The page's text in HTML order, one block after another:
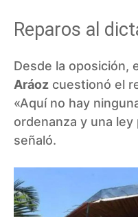
Reparos al
Desde la oposición,
Aráoz cuestionó el
«Aquí no hay
ordenanza y una
señaló.